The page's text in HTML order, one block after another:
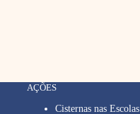
AÇÕES
Cisternas nas Escolas